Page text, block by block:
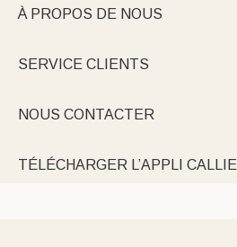
À PROPOS DE NOUS
SERVICE CLIENTS
NOUS CONTACTER
TÉLÉCHARGER L’APPLI CALLIE